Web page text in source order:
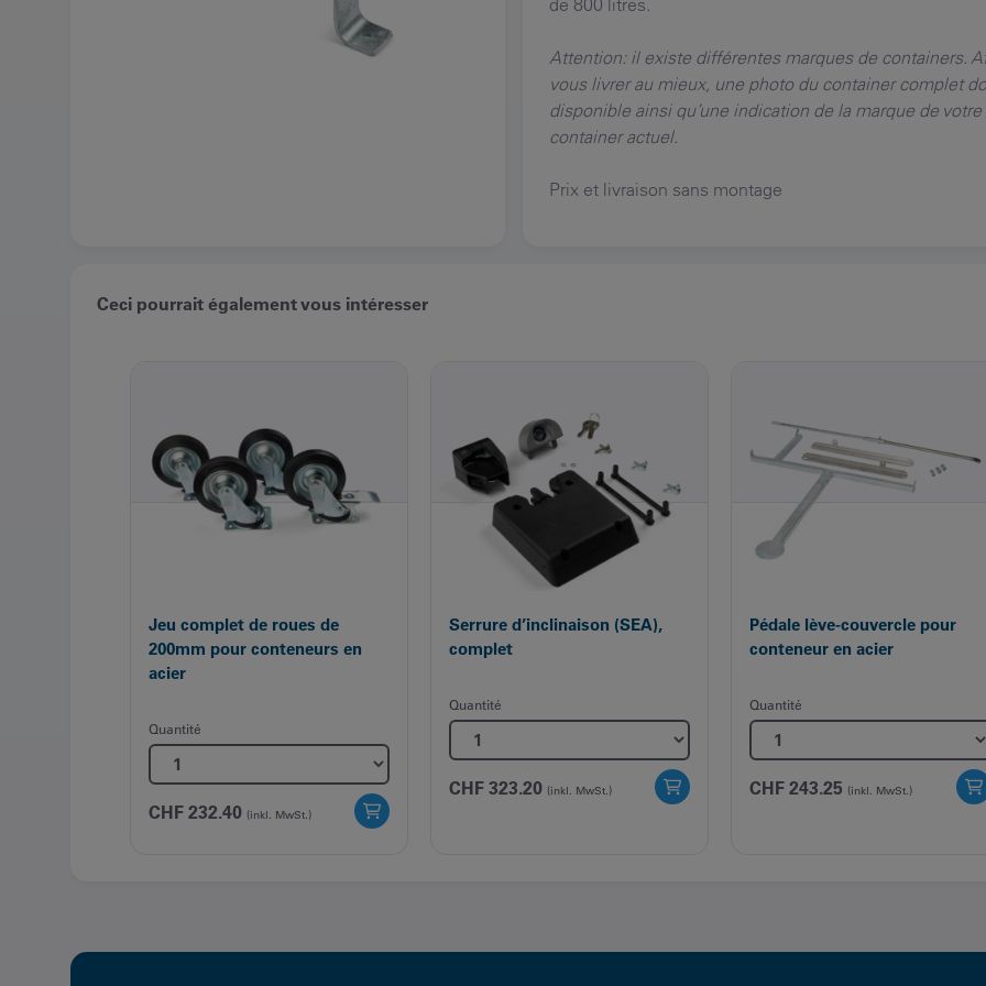
de 800 litres.
Attention: il existe différentes marques de containers.
vous livrer au mieux, une photo du container complet
disponible ainsi qu’une indication de la marque de votre
container actuel.
Prix et livraison sans montage
Ceci pourrait également vous intéresser
Jeu complet de roues de
200mm pour conteneurs en
acier
Quantité
CHF232.40 (inkl. MwSt.)
Serrure d’inclinaison (SEA),
complet
Quantité
CHF 323.20 (inkl. MwSt.)
Pédale lève-couvercle pour
conteneur en acier
Quantité
CHF 243.25 (inkl. MwSt.)